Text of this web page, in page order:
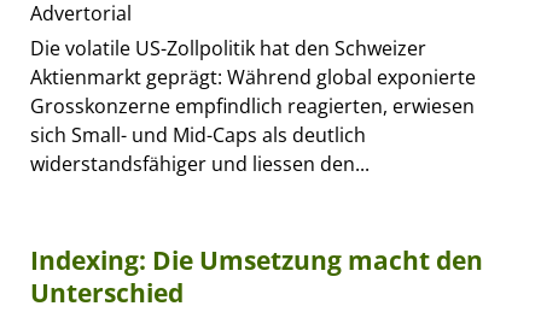
Advertorial
Die volatile US-Zollpolitik hat den Schweizer
Aktienmarkt geprägt: Während global exponierte
Grosskonzerne empfindlich reagierten, erwiesen
sich Small- und Mid-Caps als deutlich
widerstandsfähiger und liessen den...
Indexing: Die Umsetzung macht den
Unterschied